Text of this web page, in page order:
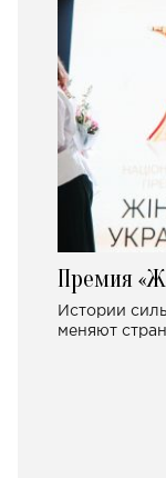
Премия
Истории
меняют